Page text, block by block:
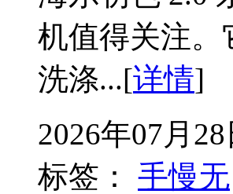
机值得关注。
洗涤...[详情]
2026年07月
标签：
手慢无